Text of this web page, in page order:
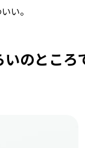
い。
のところ